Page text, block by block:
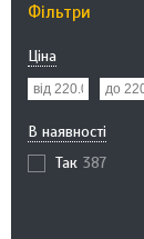
Фільтри
Ціна
В наявності
Так 387